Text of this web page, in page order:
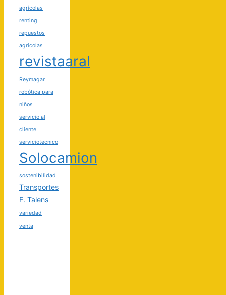
agrícolas
renting
repuestos
agrícolas
revistaaral
Reymagar
robótica para
niños
servicio al
cliente
serviciotecnico
Solocamion
sostenibilidad
Transportes
F. Talens
variedad
venta